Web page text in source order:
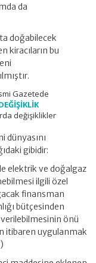
da
doğabilecek
kiracıların bu
Gazetede
değişiklikler
dünyasını
gibidir:
elektrik ve doğalgaz
ilgili özel
finansman
bütçesinden
önü
itibaren uygulanmak